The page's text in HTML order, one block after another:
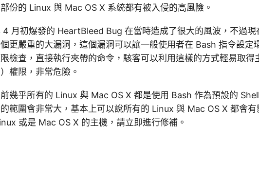
份的 Linux 與 Mac OS X 系統都有被入侵的高風險。
4 月初爆發的 HeartBleed Bug 在當時造成了很大的風波，不過現
更嚴重的大漏洞，這個漏洞可以讓一般使用者在 Bash 指令設定
檢查，直接執行夾帶的命令，駭客可以利用這樣的方式輕易取得
權限，非常危險。
幾乎所有的 Linux 與 Mac OS X 都是使用 Bash 作為預設的
範圍會非常大，基本上可以說所有的 Linux 與 Mac OS X 都會
或是 Mac OS X 的主機，請立即進行修補。